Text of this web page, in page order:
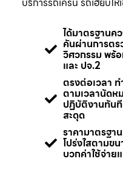
ได้มาตรฐานค
คันผ่านการต
วิศวกรรม พร้อ
และ ปจ.2
ตรงต่อเวลา ท
ตามเวลานัด
ปฏิบัติงานทันที
สะดุด
ราคามาตรฐา
โปร่งใสตามขน
บวกค่าใช้จ่าย